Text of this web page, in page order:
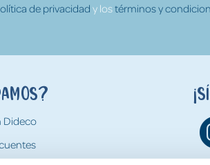
de privacidady lostérminos y
Dideco